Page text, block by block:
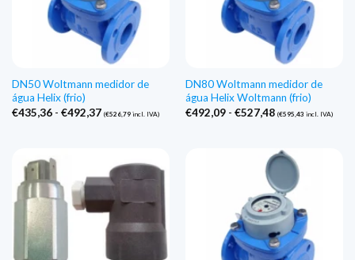
DN50 Woltmann medidor de
água Helix (frio)
€435,36 - €492,37Gama
de
€492,37
(€526,79incl. IVA)
DN80 Woltmann medidor de
água Helix Woltmann (frio)
€492,09 - €527,48Gama
de
a
€527,48
(€595,43 incl. IVA)